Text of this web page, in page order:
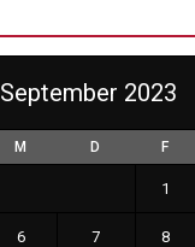
September 2023
M D F
1
6 7 8